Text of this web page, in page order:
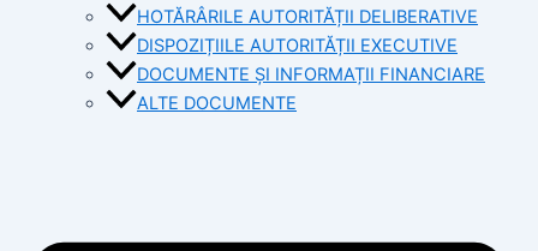
HOTĂRÂRILE AUTORITĂȚII DELIBERATIVE
DISPOZIȚIILE AUTORITĂȚII EXECUTIVE
DOCUMENTE ȘI INFORMAȚII FINANCIARE
ALTE DOCUMENTE